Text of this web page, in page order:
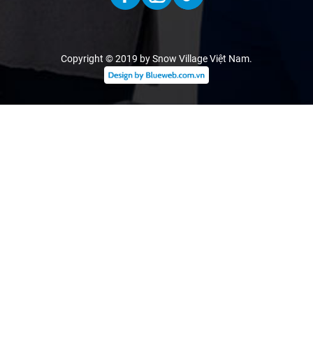
Copyright © 2019 by Snow Village Việt Nam.